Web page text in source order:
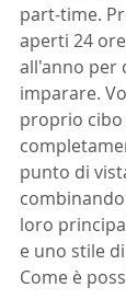
part-time.
aperti 24
all'anno per
imparare.
proprio cibo
punto di
loro
e uno stile
Come è